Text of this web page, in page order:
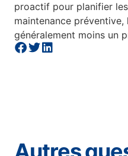
proactif pour planifier
maintenance
généralement moins un